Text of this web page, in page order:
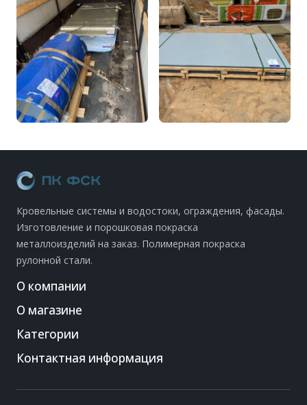
Кровельные системы и водостоки, ограждения, фасады.
Изготовление и порошковая покраска
металлоизделий на заказ. Полимерная покраска
рулонной стали.
О компании
О магазине
Категории
Контактная информация